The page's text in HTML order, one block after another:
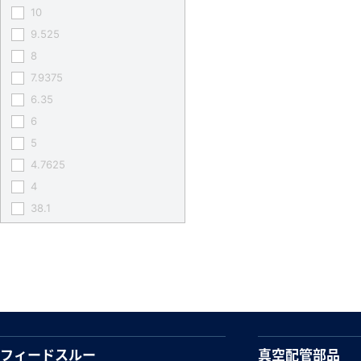
10
9.525
8
7.9375
6.35
6
5
4.7625
4
38.1
フィードスルー 真空配管部品